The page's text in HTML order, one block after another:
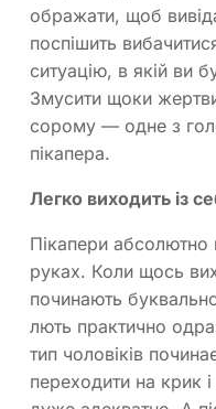
ображати, щоб
поспішить
ситуацію, в якій ви
Змусити щоки
сорому — одне з
пікапера.
Легко виходить із
Пікапери абсолютно
руках. Коли щось
починають
лють практично
тип чоловіків
переходити на крик